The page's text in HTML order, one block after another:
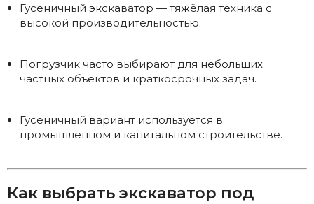
Гусеничный экскаватор — тяжёлая техника с
высокой производительностью.
Погрузчик часто выбирают для небольших
частных объектов и краткосрочных задач.
Гусеничный вариант используется в
промышленном и капитальном строительстве.
Как выбрать экскаватор под